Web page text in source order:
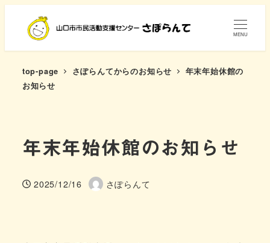
MENU
top-page さぽらんてからのお知らせ
年末年始休館の
お知らせ
年末年始休館のお知らせ
投稿日
2025/12/16
著
さぽらんて